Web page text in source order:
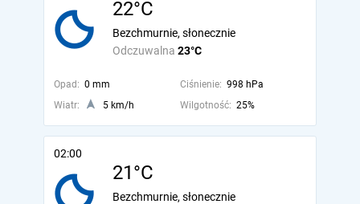
22°C
Odczuwalna 23°C
Bezchmurnie, słonecznie
Opad: 0 mm Ciśnienie: 998 hPa
Wiatr:
5 km/h Wilgotność: 25%
02:00
21°C
Bezchmurnie, słonecznie